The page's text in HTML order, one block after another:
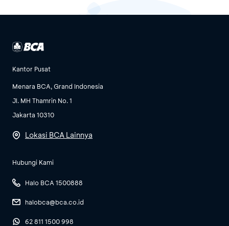
Kantor Pusat
Menara BCA, Grand Indonesia
Jl. MH Thamrin No. 1
Jakarta 10310
Lokasi BCA Lainnya
Hubungi Kami
Halo BCA 1500888
halobca@bca.co.id
62 811 1500 998